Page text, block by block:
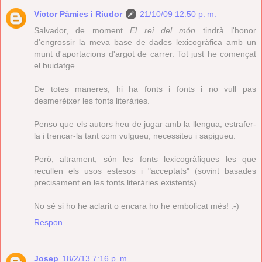
Víctor Pàmies i Riudor
21/10/09 12:50 p. m.
Salvador, de momentEl rei del món tindrà l'honor
d'engrossir la meva base de dades lexicogràfica amb un
munt d'aportacions d'argot de carrer. Tot just he començat
el buidatge.
De totes maneres, hi ha fonts i fonts i no vull pas
desmerèixer les fonts literàries.
Penso que els autors heu de jugar amb la llengua, estrafer-
la i trencar-la tant com vulgueu, necessiteu i sapigueu.
Però, altrament, són les fonts lexicogràfiques les que
recullen els usos estesos i "acceptats" (sovint basades
precisament en les fonts literàries existents).
No sé si ho he aclarit o encara ho he embolicat més! :-)
Respon
Josep 18/2/13 7:16 p. m.